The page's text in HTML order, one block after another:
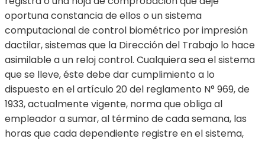
oportuna constancia de ellos o un sistema
computacional de control biométrico por impresión
dactilar, sistemas que la Dirección del Trabajo lo hace
asimilable a un reloj control. Cualquiera sea el sistema
que se lleve, éste debe dar cumplimiento a lo
dispuesto en el artículo 20 del reglamento N° 969, de
1933, actualmente vigente, norma que obliga al
empleador a sumar, al término de cada semana, las
horas que cada dependiente registre en el sistema,